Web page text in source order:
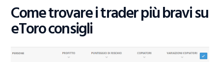
Come trovare i trader più bravi su
eToro consigli